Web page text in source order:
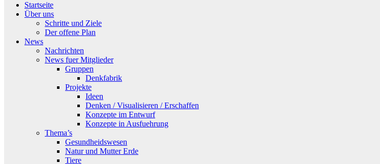
Startseite
Über uns
Schritte und Ziele
Der offene Plan
News
Nachrichten
News fuer Mitglieder
Gruppen
Denkfabrik
Projekte
Ideen
Denken / Visualisieren / Erschaffen
Konzepte im Entwurf
Konzepte in Ausfuehrung
Thema’s
Gesundheidswesen
Natur und Mutter Erde
Tiere